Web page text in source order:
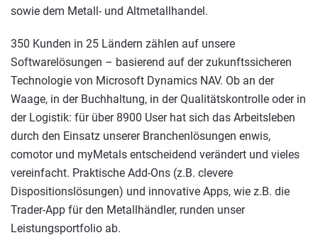
sowie dem Metall- und Altmetallhandel.
350 Kunden in 25 Ländern zählen auf unsere
Softwarelösungen – basierend auf der zukunftssicheren
Technologie von Microsoft Dynamics NAV. Ob an der
Waage, in der Buchhaltung, in der Qualitätskontrolle oder in
der Logistik: für über 8900 User hat sich das Arbeitsleben
durch den Einsatz unserer Branchenlösungen enwis,
comotor und myMetals entscheidend verändert und vieles
vereinfacht. Praktische Add-Ons (z.B. clevere
Dispositionslösungen) und innovative Apps, wie z.B. die
Trader-App für den Metallhändler, runden unser
Leistungsportfolio ab.